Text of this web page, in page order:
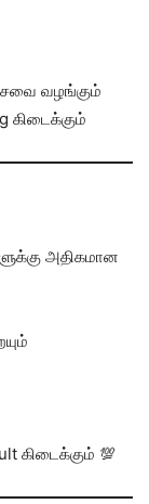
வழங்கும்
கிடைக்கும்
அதிகமான
கிடைக்கும் 💯